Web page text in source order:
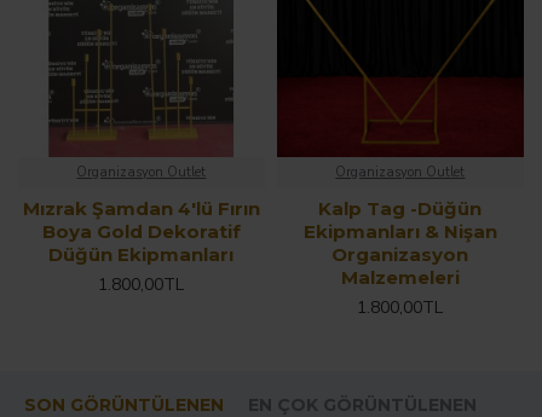
Organizasyon Outlet
Mızrak Şamdan 4'lü Fırın
Boya Gold Dekoratif
Düğün Ekipmanları
1.800,00TL
Organizasyon Outlet
Kalp Tag -Düğün
Ekipmanları & Nişan
Organizasyon
Malzemeleri
1.800,00TL
SON GÖRÜNTÜLENEN EN ÇOK GÖRÜNTÜLENEN